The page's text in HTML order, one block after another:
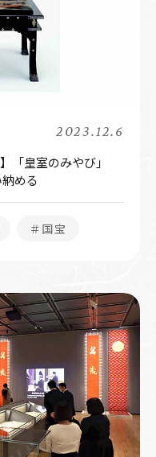
2023.12.6
「皇室のみやび」
納める
＃国宝